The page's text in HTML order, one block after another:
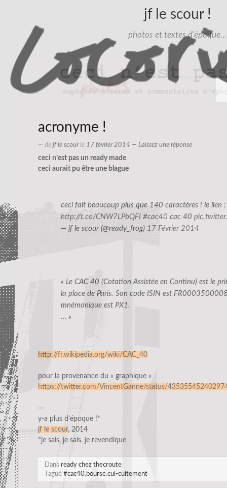
jf le scour !
photos et textes d'époque…
acronyme !
— de jf le scourle 17 février 2014 — Laissez une réponse
ceci n’est pas un ready made
ceci aurait pu être une blague
ceci fait beaucoup plus que 140 caractères ! le lien :
http://t.co/CNW7LPbQFI #cac40 cac 40
— jf le scour (@ready_frog) 17 Février 2014
« Le CAC 40 (Cotation Assistée en Continu) est le
la place de Paris. Son code ISIN est
mnémonique est PX1.
… »
http://fr.wikipedia.org/wiki/CAC_40
pour la provenance du « graphique »
https://twitter.com/VincentGanne/status/
—
y-a plus d’époque !*
jf le scour, 2014
*je sais, je sais, je revendique
Dans ready chez thecroute
Tagué #cac40, bourse,cui-cuitement